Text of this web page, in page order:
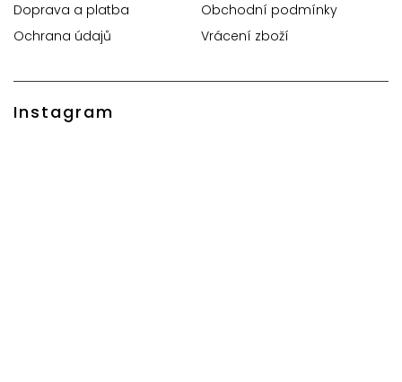
Doprava a platba
Obchodní podmínky
Ochrana údajů
Vrácení zboží
Instagram